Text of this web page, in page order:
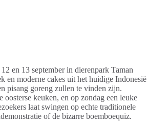
en 13 september in dierenpark Taman
en moderne cakes uit het huidige Indonesië
pisang goreng zullen te vinden zijn.
keuken, en op zondag een leuke
laat swingen op echte traditionele
of de bizarre boemboequiz.